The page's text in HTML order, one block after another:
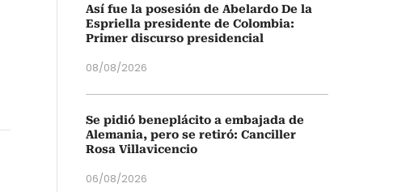
Así fue la posesión de Abelardo De la
Espriella presidente de Colombia:
Primer discurso presidencial
08/08/2026
Se pidió beneplácito a embajada de
Alemania, pero se retiró: Canciller
Rosa Villavicencio
06/08/2026